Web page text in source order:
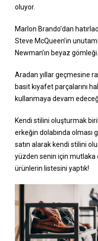
oluyor.
Marlon Brando’dan
Steve McQueen’in
Newman’ın beyaz gömleği…
Aradan yıllar geçmesine
basit kıyafet parçalarını
kullanmaya devam
Kendi stilini oluşturmak
erkeğin dolabında olması
satın alarak kendi stilini
yüzden senin için mutlaka
ürünlerin listesini yaptık!